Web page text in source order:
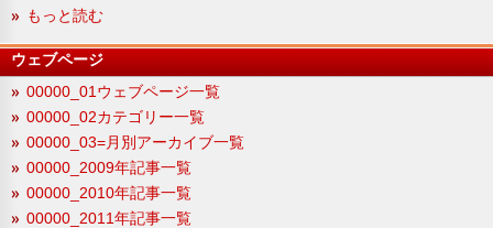
もっと読む
ウェブページ
00000_01ウェブページ一覧
00000_02カテゴリー一覧
00000_03=月別アーカイブ一覧
00000_2009年記事一覧
00000_2010年記事一覧
00000_2011年記事一覧